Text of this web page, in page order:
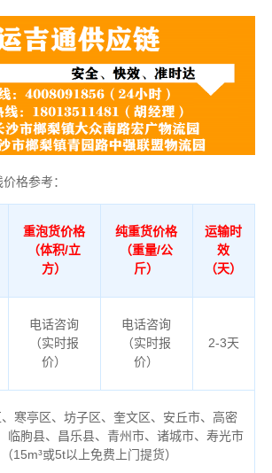
格参考：
重泡货价格
（体积/立
方）
纯重货价格
（重量/公
斤）
运输时
效
（天）
电话咨询
（实时报
价）
电话咨询
（实时报
价）
2-3天
寒亭区、坊子区、奎文区、安丘市、高密
临朐县、昌乐县、青州市、诸城市、寿光市
（15m³或5t以上免费上门提货）